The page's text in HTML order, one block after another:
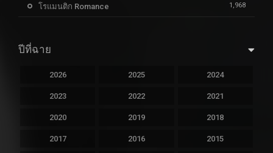
โรแมนติก Romance 1,968
ปีที่ฉาย
2026 2025 2024
2023 2022 2021
2020 2019 2018
2017 2016 2015